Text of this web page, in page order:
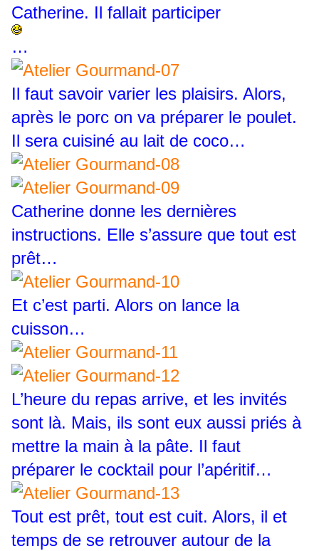
Catherine. Il fallait participer
…
Il faut savoir varier les plaisirs. Alors,
après le porc on va préparer le poulet.
Il sera cuisiné au lait de coco…
Catherine donne les dernières
instructions. Elle s’assure que tout est
prêt…
Et c’est parti. Alors on lance la
cuisson…
L’heure du repas arrive, et les invités
sont là. Mais, ils sont eux aussi priés à
mettre la main à la pâte. Il faut
préparer le cocktail pour l’apéritif…
Tout est prêt, tout est cuit. Alors, il et
temps de se retrouver autour de la